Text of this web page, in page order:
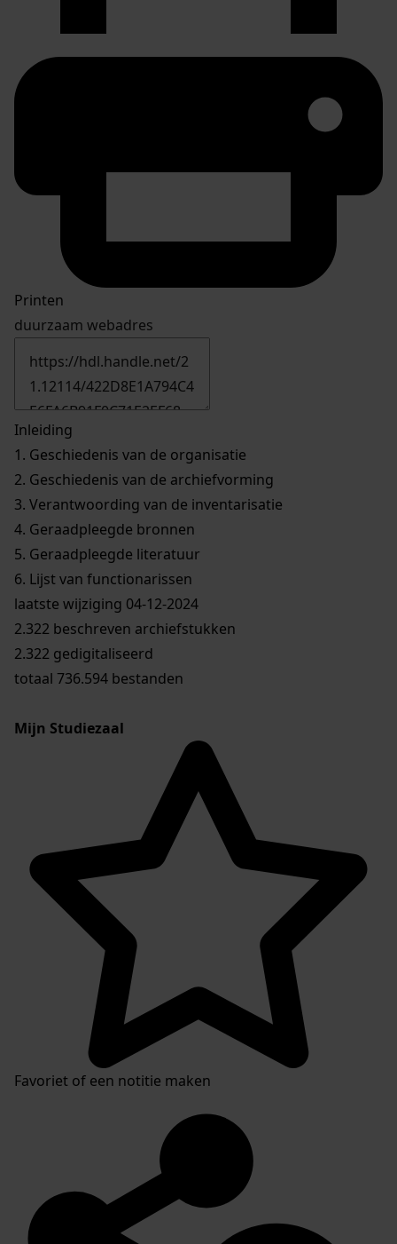
Printen
duurzaam webadres
Inleiding
1. Geschiedenis van de organisatie
2. Geschiedenis van de archiefvorming
3. Verantwoording van de inventarisatie
4. Geraadpleegde bronnen
5. Geraadpleegde literatuur
6. Lijst van functionarissen
laatste wijziging 04-12-2024
2.322 beschreven archiefstukken
2.322 gedigitaliseerd
totaal 736.594 bestanden
Mijn Studiezaal
Favoriet of een notitie maken